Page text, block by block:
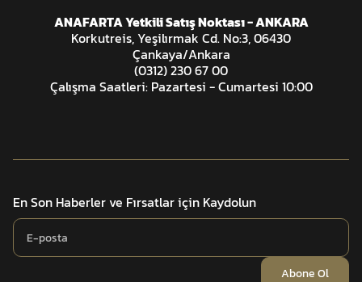
ANAFARTA Yetkili Satış Noktası - ANKARA
Korkutreis, Yeşilırmak Cd. No:3, 06430
Çankaya/Ankara
(0312) 230 67 00
Çalışma Saatleri: Pazartesi - Cumartesi 10:00
En Son Haberler ve Fırsatlar için Kaydolun
Abone Ol